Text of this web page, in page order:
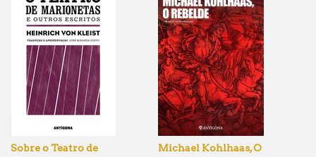
Sobre o Teatro de
Michael Kohlhaas, O